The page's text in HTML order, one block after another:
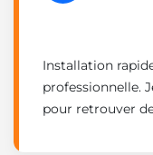
Installation
professionnelle.
pour retrouver